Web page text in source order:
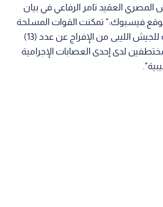
العقيد تامر الرفاعي في بيان
فيسبوك:" تمكنت القوات المسلحة
بالتنسيق مع القيادة العامة للجيش الليبى من الإفراج عن عدد (13)
لدى إحدى العصابات الإجرامية